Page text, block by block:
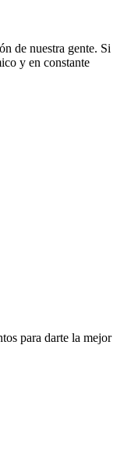
de nuestra gente. Si
y en constante
para darte la mejor